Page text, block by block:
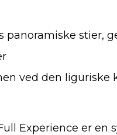
panoramiske stier,
ved den
Experience er en